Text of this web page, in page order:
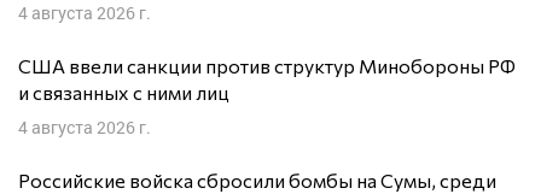
4 августа 2026 г.
США ввели санкции против структур Минобороны РФ
и связанных с ними лиц
4 августа 2026 г.
Российские войска сбросили бомбы на Сумы, среди